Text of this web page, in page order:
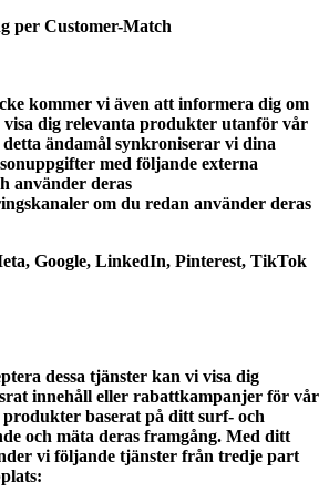
per Customer-Match
kommer vi även att informera dig om
dig relevanta produkter utanför vår
ändamål synkroniserar vi dina
med följande externa
använder deras
om du redan använder deras
Google, LinkedIn, Pinterest, TikTok
dessa tjänster kan vi visa dig
innehåll eller rabattkampanjer för vår
baserat på ditt surf- och
och mäta deras framgång. Med ditt
vi följande tjänster från tredje part